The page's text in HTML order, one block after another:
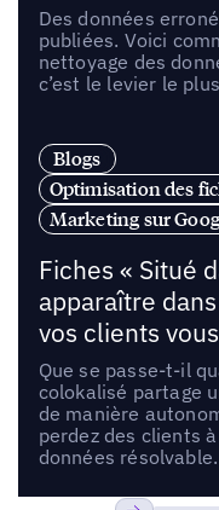
Des données
publiées. Voici
nettoyage des
c’est le levier le
Blogs
Optimisation des
Marketing sur
Fiches « Situé
apparaître
vos clients
Que se passe-t-il
colokalisé partage
de manière
perdez des clients
données résolvable.